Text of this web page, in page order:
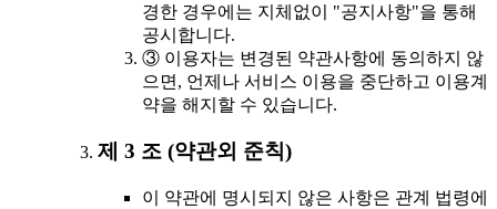
경한 경우에는 지체없이 "공지사항"을 통해
공시합니다.
③ 이용자는 변경된 약관사항에 동의하지 않
으면, 언제나 서비스 이용을 중단하고 이용계
약을 해지할 수 있습니다.
제 3 조 (약관외 준칙)
이 약관에 명시되지 않은 사항은 관계 법령에